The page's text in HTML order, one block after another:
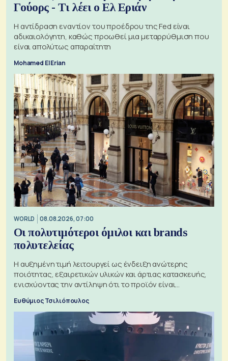
Γούορς - Τι λέει ο Ελ Εριάν
Η αντίδραση εναντίον του προέδρου της Fed είναι
αδικαιολόγητη, καθώς προωθεί μια μεταρρύθμιση που
είναι απολύτως απαραίτητη
Mohamed El Erian
WORLD 08.08.2026, 07:00
Οι πολυτιμότεροι όμιλοι και brands
πολυτελείας
Η αυξημένη τιμή λειτουργεί ως ένδειξη ανώτερης
ποιότητας, εξαιρετικών υλικών και άρτιας κατασκευής,
ενισχύοντας την αντίληψη ότι το προϊόν είναι
Ευθύμιος Τσιλιόπουλος